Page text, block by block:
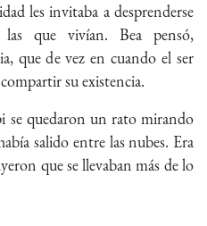
les invitaba a desprenderse
que vivían. Bea pensó,
que de vez en cuando el ser
su existencia.
se quedaron un rato mirando
salido entre las nubes. Era
que se llevaban más de lo